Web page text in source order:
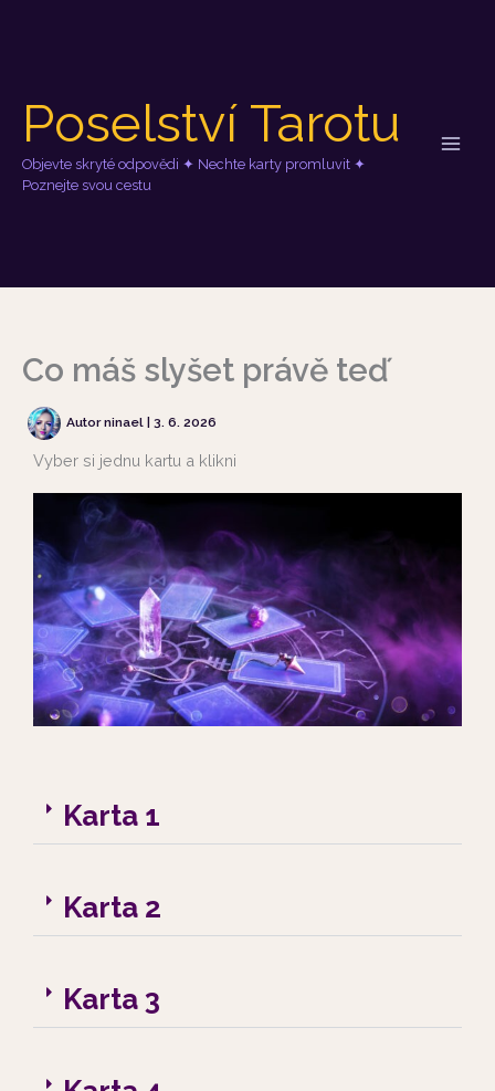
Poselství Tarotu
Objevte skryté odpovědi ✦ Nechte karty promluvit ✦
Poznejte svou cestu
Co máš slyšet právě teď
Autor ninael 3. 6. 2026
Vyber si jednu kartu a klikni
Karta 1
Karta 2
Karta 3
yy